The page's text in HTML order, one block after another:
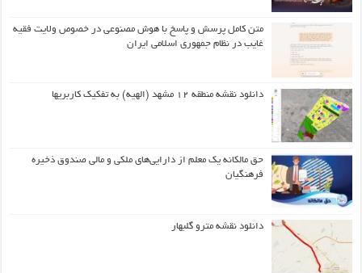
متن کامل پرسش و پاسخ با هوش مصنوعی در خصوص ولایت فقیه
غایب در نظام جمهوری اسلامی ایران
دانلود نقشه منطقه ۱۲ مشهد (الهیه) به تفکیک کاربریها
حق مالکانه یک معلم از دارایی‌های ملکی و مالی صندوق ذخیره
فرهنگیان
دانلود نقشه مترو گلبهار